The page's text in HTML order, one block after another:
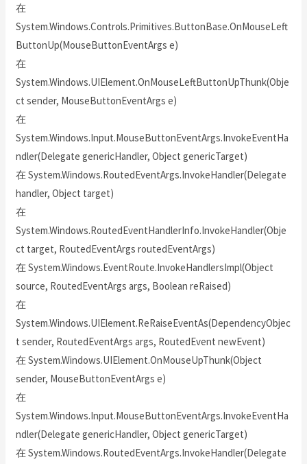
在
System.Windows.Controls.Primitives.ButtonBase.OnMouseLeft
ButtonUp(MouseButtonEventArgs e)
在
System.Windows.UIElement.OnMouseLeftButtonUpThunk(Obje
ct sender, MouseButtonEventArgs e)
在
System.Windows.Input.MouseButtonEventArgs.InvokeEventHa
ndler(Delegate genericHandler, Object genericTarget)
在 System.Windows.RoutedEventArgs.InvokeHandler(Delegate
handler, Object target)
在
System.Windows.RoutedEventHandlerInfo.InvokeHandler(Obje
ct target, RoutedEventArgs routedEventArgs)
在 System.Windows.EventRoute.InvokeHandlersImpl(Object
source, RoutedEventArgs args, Boolean reRaised)
在
System.Windows.UIElement.ReRaiseEventAs(DependencyObjec
t sender, RoutedEventArgs args, RoutedEvent newEvent)
在 System.Windows.UIElement.OnMouseUpThunk(Object
sender, MouseButtonEventArgs e)
在
System.Windows.Input.MouseButtonEventArgs.InvokeEventHa
ndler(Delegate genericHandler, Object genericTarget)
在 System.Windows.RoutedEventArgs.InvokeHandler(Delegate